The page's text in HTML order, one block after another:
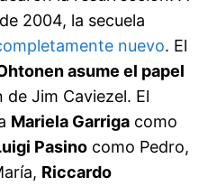
2004, la secuela
nuevo. El
asume el papel
de Jim Caviezel. El
Mariela Garriga como
Pasino como Pedro,
Riccardo